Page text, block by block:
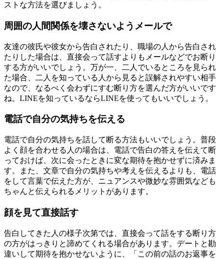
ストな方法を選びましょう。
周囲の人間関係を壊さないようメールで
友達の彼氏や彼女から告白されたり、職場の人から告白され
たりした場合は、直接会って話すよりもメールなどでお断り
する方がいいでしょう。万が一、二人でいるところを見られ
た場合、二人を知っている人から見ると誤解されやすい相手
なので、なるべく会わずにすむ断り方を選んだ方がいいです
ね。LINEを知っているならLINEを使ってもいいでしょう。
電話で自分の気持ちを伝える
電話で自分の気持ちを話して断る方法もいいでしょう。普段
よく顔を合わせる人の場合は、電話で告白の答えを伝えて断
っておけば、次に会ったときに変な期待を抱かせずに済みま
す。また、文章で自分の気持ちや考えを伝えるよりも、電話
をして言葉で伝えた方が、ニュアンスや微妙な雰囲気なども
ちゃんと伝えられるメリットがあります。
顔を見て直接話す
告白してきた人の様子次第では、直接会って話をする断り方
の方がはっきりと諦めてくれる場合があります。デートと勘
違いして期待を抱かせないように、「この前の話のお返事を